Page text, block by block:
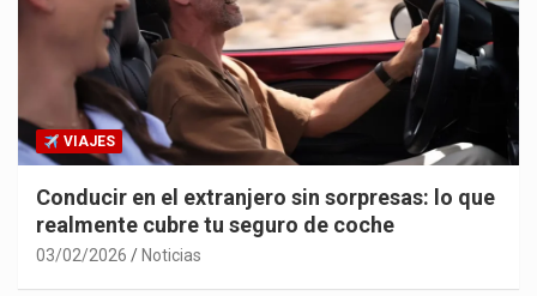
VIAJES
Conducir en el extranjero sin sorpresas: lo que
realmente cubre tu seguro de coche
03/02/2026 Noticias